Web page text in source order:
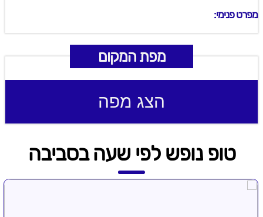
מפרט פנימי:
מפת המקום
הצג מפה
טופ נופש לפי שעה בסביבה